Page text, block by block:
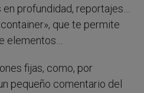
profundidad, reportajes…
que te permite
elementos…
fijas, como, por
pequeño comentario del